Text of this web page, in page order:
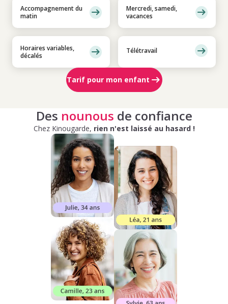
Accompagnement du
matin
Mercredi, samedi,
vacances
Horaires variables,
décalés
Télétravail
Tarif pour mon enfant
Des nounous de confiance
Chez Kinougarde, rien n'est laissé au hasard !